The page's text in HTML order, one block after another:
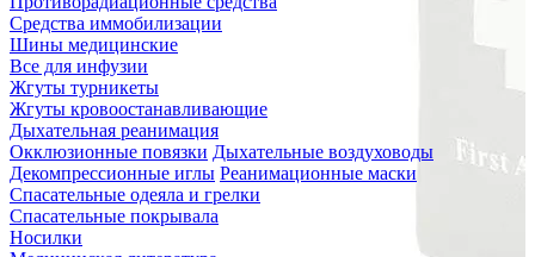
Средства иммобилизации
Шины медицинские
Все для инфузии
Жгуты турникеты
Жгуты кровоостанавливающие
Дыхательная реанимация
Окклюзионные повязки Дыхательные воздуховоды
Декомпрессионные иглы Реанимационные маски
Спасательные одеяла и грелки
Спасательные покрывала
Носилки